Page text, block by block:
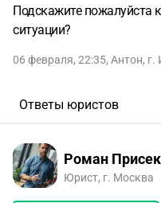
Подскажите пожалуйста
ситуации?
06 февраля, 22:35, Антон, г.
Ответы юристов
Роман
Юрист, г. Москва